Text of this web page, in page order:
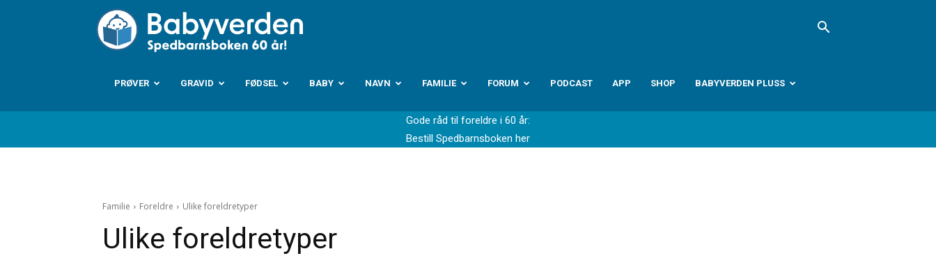
Babyverden.no
PRØVER GRAVID FØDSEL BABY NAVN FAMILIE FORUM PODCAST APP SHOP BABYVERDEN PLUSS
Gode råd til foreldre i 60 år:
Bestill Spedbarnsboken her
Familie Foreldre Ulike foreldretyper
Ulike foreldretyper